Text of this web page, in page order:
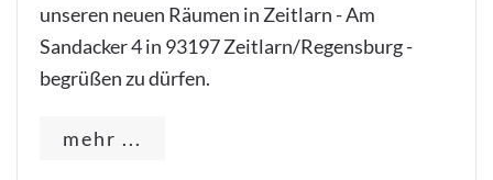
unseren neuen Räumen in Zeitlarn - Am
Sandacker 4 in 93197 Zeitlarn/Regensburg -
begrüßen zu dürfen.
mehr ...